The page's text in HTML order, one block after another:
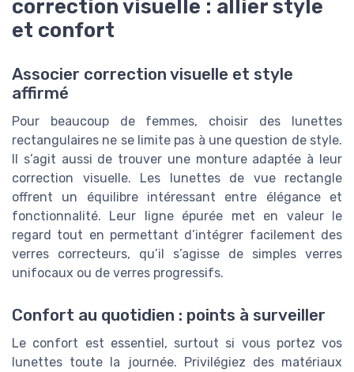
correction visuelle : allier style
et confort
Associer correction visuelle et style
affirmé
Pour beaucoup de femmes, choisir des lunettes
rectangulaires ne se limite pas à une question de style.
Il s’agit aussi de trouver une monture adaptée à leur
correction visuelle. Les lunettes de vue rectangle
offrent un équilibre intéressant entre élégance et
fonctionnalité. Leur ligne épurée met en valeur le
regard tout en permettant d’intégrer facilement des
verres correcteurs, qu’il s’agisse de simples verres
unifocaux ou de verres progressifs.
Confort au quotidien : points à surveiller
Le confort est essentiel, surtout si vous portez vos
lunettes toute la journée. Privilégiez des matériaux